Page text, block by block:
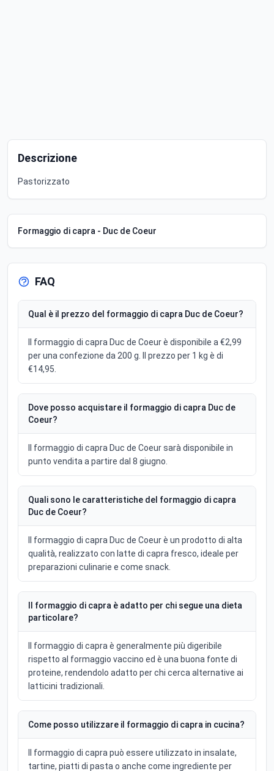
Descrizione
Pastorizzato
Formaggio di capra - Duc de Coeur
FAQ
Qual è il prezzo del formaggio di capra Duc de Coeur?
Il formaggio di capra Duc de Coeur è disponibile a €2,99
per una confezione da 200 g. Il prezzo per 1 kg è di
€14,95.
Dove posso acquistare il formaggio di capra Duc de
Coeur?
Il formaggio di capra Duc de Coeur sarà disponibile in
punto vendita a partire dal 8 giugno.
Quali sono le caratteristiche del formaggio di capra
Duc de Coeur?
Il formaggio di capra Duc de Coeur è un prodotto di alta
qualità, realizzato con latte di capra fresco, ideale per
preparazioni culinarie e come snack.
Il formaggio di capra è adatto per chi segue una dieta
particolare?
Il formaggio di capra è generalmente più digeribile
rispetto al formaggio vaccino ed è una buona fonte di
proteine, rendendolo adatto per chi cerca alternative ai
latticini tradizionali.
Come posso utilizzare il formaggio di capra in cucina?
Il formaggio di capra può essere utilizzato in insalate,
tartine, piatti di pasta o anche come ingrediente per